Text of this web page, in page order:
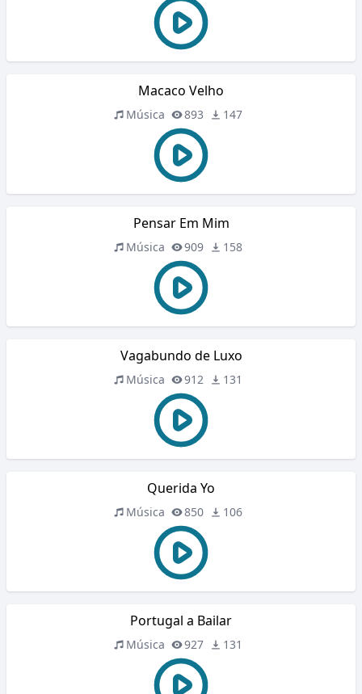
Macaco Velho
Música 893 147
Pensar Em Mim
Música 909 158
Vagabundo de Luxo
Música 912 131
Querida Yo
Música 850 106
Portugal a Bailar
Música 927 131